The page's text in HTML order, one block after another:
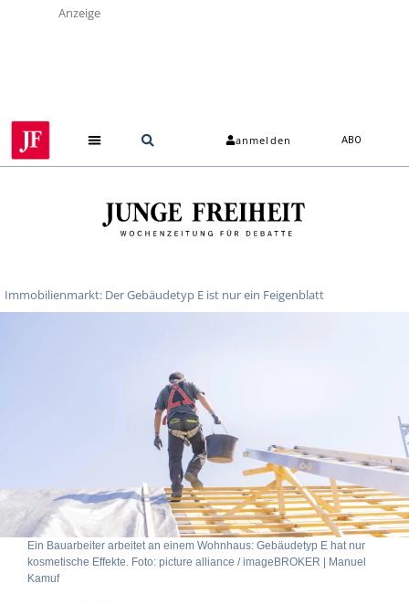
Anzeige
anmelden ABO
Immobilienmarkt: Der Gebäudetyp E ist nur ein Feigenblatt
Ein Bauarbeiter arbeitet an einem Wohnhaus: Gebäudetyp E hat nur
kosmetische Effekte. Foto: picture alliance / imageBROKER | Manuel
Kamuf